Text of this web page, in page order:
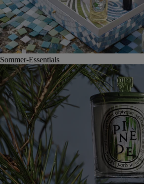
Sommer-Essentials